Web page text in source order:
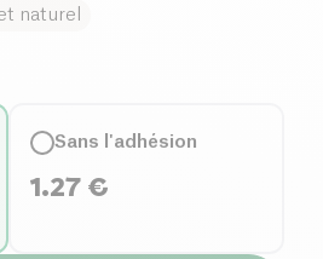
naturel
Sans l'adhésion
1.27 €